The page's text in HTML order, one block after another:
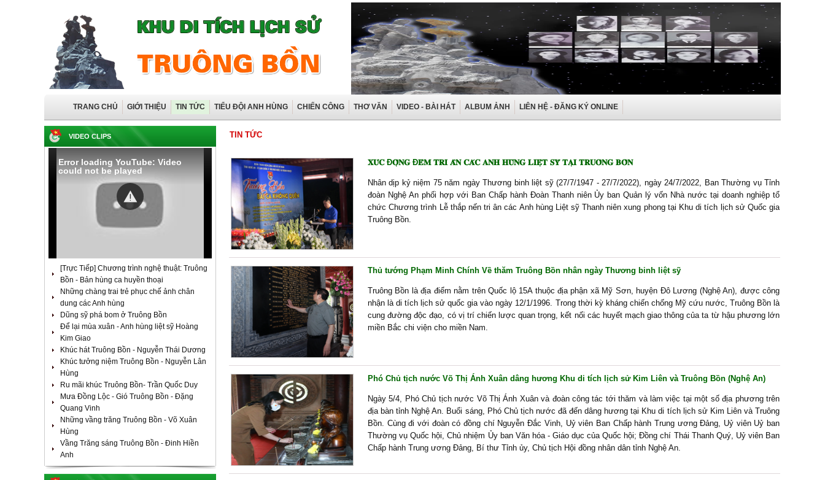
TRANG CHỦ GIỚI THIỆU TIN TỨC TIỂU ĐỘI ANH HÙNG CHIẾN CÔNG THƠ VĂN VIDEO - BÀI HÁT ALBUM ẢNH LIÊN HỆ - ĐĂNG KÝ ONLINE
VIDEO CLIPS
Error loading YouTube: Video
could not be played
[Trực Tiếp] Chương trình nghệ thuật: Truông
Bồn - Bản hùng ca huyền thoại
Những chàng trai trẻ phục chế ảnh chân
dung các Anh hùng
Dũng sỹ phá bom ở Truông Bồn
Để lại mùa xuân - Anh hùng liệt sỹ Hoàng
Kim Giao
Khúc hát Truông Bồn - Nguyễn Thái Dương
Khúc tưởng niệm Truông Bồn - Nguyễn Lân
Hùng
Ru mãi khúc Truông Bồn- Trần Quốc Duy
Mưa Đồng Lộc - Gió Truông Bồn - Đặng
Quang Vinh
Những vầng trăng Truông Bồn - Võ Xuân
Hùng
Vầng Trăng sáng Truông Bồn - Đinh Hiền
Anh
TIN TỨC
𝐗𝐔́𝐂 Đ𝐎̣̂𝐍𝐆 Đ𝐄̂𝐌 𝐓𝐑𝐈 𝐀̂𝐍 𝐂𝐀́𝐂 𝐀𝐍𝐇 𝐇𝐔̀𝐍𝐆 𝐋𝐈𝐄̣̂𝐓 𝐒𝐘̃ 𝐓𝐀̣𝐈 𝐓𝐑𝐔𝐎̂𝐍𝐆 𝐁𝐎̂̀𝐍
Nhân dịp kỷ niệm 75 năm ngày Thương binh liệt sỹ (27/7/1947 - 27/7/2022), ngày 24/7/2022, Ban Thường vụ Tỉnh
đoàn Nghệ An phối hợp với Ban Chấp hành Đoàn Thanh niên Ủy ban Quản lý vốn Nhà nước tại doanh nghiệp tổ
chức Chương trình Lễ thắp nến tri ân các Anh hùng Liệt sỹ Thanh niên xung phong tại Khu di tích lịch sử Quốc gia
Truông Bồn.
Thủ tướng Phạm Minh Chính Về thăm Truông Bồn nhân ngày Thương binh liệt sỹ
Truông Bồn là địa điểm nằm trên Quốc lộ 15A thuộc địa phận xã Mỹ Sơn, huyện Đô Lương (Nghệ An), được công
nhận là di tích lịch sử quốc gia vào ngày 12/1/1996. Trong thời kỳ kháng chiến chống Mỹ cứu nước, Truông Bồn là
cung đường độc đạo, có vị trí chiến lược quan trọng, kết nối các huyết mạch giao thông của ta từ hậu phương lớn
miền Bắc chi viện cho miền Nam.
Phó Chủ tịch nước Võ Thị Ánh Xuân dâng hương Khu di tích lịch sử Kim Liên và Truông Bồn (Nghệ An)
Ngày 5/4, Phó Chủ tịch nước Võ Thị Ánh Xuân và đoàn công tác tới thăm và làm việc tại một số địa phương trên
địa bàn tỉnh Nghệ An. Buổi sáng, Phó Chủ tịch nước đã đến dâng hương tại Khu di tích lịch sử Kim Liên và Truông
Bồn. Cùng đi với đoàn có đồng chí Nguyễn Đắc Vinh, Uỷ viên Ban Chấp hành Trung ương Đảng, Uỷ viên Uỷ ban
Thường vụ Quốc hội, Chủ nhiệm Ủy ban Văn hóa - Giáo dục của Quốc hội; Đồng chí Thái Thanh Quý, Uỷ viên Ban
Chấp hành Trung ương Đảng, Bí thư Tỉnh ủy, Chủ tịch Hội đồng nhân dân tỉnh Nghệ An.